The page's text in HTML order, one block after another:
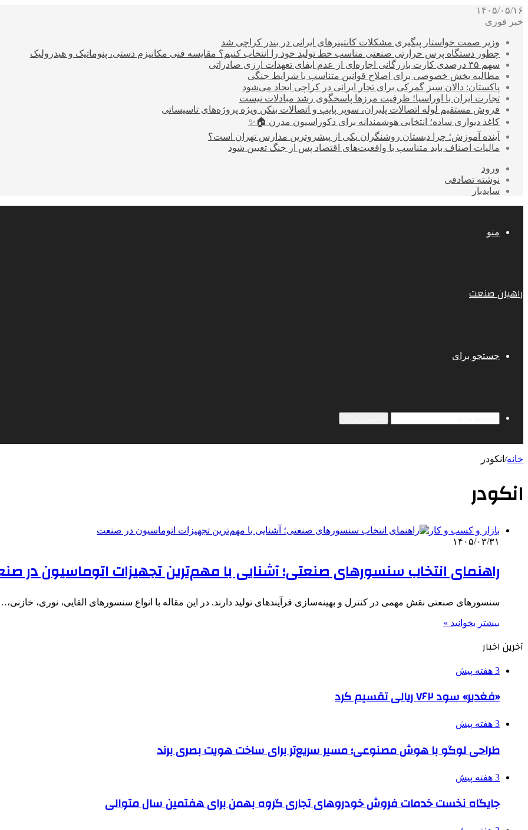
۱۴۰۵/۰۵/۱۶
خبر فوری
وزیر صمت خواستار پیگیری مشکلات کانتینرهای ایرانی در بندر کراچی شد
چطور دستگاه پرس حرارتی صنعتی مناسب خط تولید خود را انتخاب کنیم؟ مقایسه فنی مکانیزم دستی، پنوماتیک و هیدرولیک
سهم ۳۵ درصدی کارت بازرگانی اجاره‌ای از عدم ایفای تعهدات ارزی صادراتی
مطالبه بخش خصوصی برای اصلاح قوانین متناسب با شرایط جنگی
پاکستان: دالان سبز گمرکی برای تجار ایرانی در کراچی ایجاد می‌شود
تجارت ایران با اوراسیا؛ ظرفیت مرزها پاسخگوی رشد مبادلات نیست
فروش مستقیم لوله اتصالات پلیران، سوپر پایپ و اتصالات بنکن ویژه پروژه‌های تاسیساتی
کاغذ دیواری ساده؛ انتخابی هوشمندانه برای دکوراسیون مدرن 🏠✨
آینده آموزش؛ چرا دبستان روشنگران یکی از پیشروترین مدارس تهران است؟
مالیات اصناف باید متناسب با واقعیت‌های اقتصاد پس از جنگ تعیین شود
ورود
نوشته تصادفی
سایدبار
منو
راهیان صنعت
جستجو برای
خانه/ انکودر
انکودر
بازار و کسب و کار
۱۴۰۵/۰۳/۳۱
راهنمای انتخاب سنسورهای صنعتی؛ آشنایی با مهم‌ترین تجهیزات اتوماسیون در
سنسورهای صنعتی نقش مهمی در کنترل و بهینه‌سازی فرآیندهای تولید دارند. در این مقاله با انواع سنسورهای القایی، نوری،
بیشتر بخوانید »
آخرین اخبار
3 هفته پیش
«فغدیر» سود ۷۶۲ ریالی تقسیم کرد
3 هفته پیش
طراحی لوگو با هوش مصنوعی؛ مسیر سریع‌تر برای ساخت هویت بصری برند
3 هفته پیش
جایگاه نخست خدمات فروش خودروهای تجاری گروه بهمن برای هفتمین سال متوالی